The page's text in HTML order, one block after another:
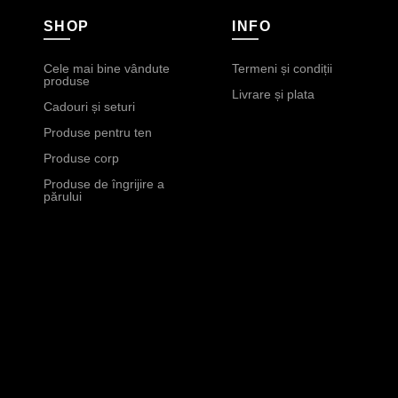
SHOP
Cele mai bine vândute
produse
Cadouri și seturi
Produse pentru ten
Produse corp
Produse de îngrijire a
părului
INFO
Termeni și condiții
Livrare și plata